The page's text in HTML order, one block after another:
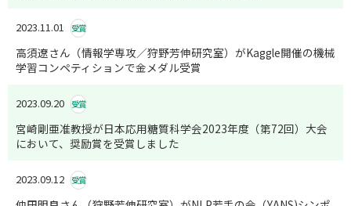
2023.11.01 受賞
高須遼さん（情報学専攻／狩野芳伸研究室）がKaggle開催の機械
学習コンペティションで金メダル受賞
2023.09.20 受賞
宮崎剛亜准教授が日本応用糖質科学会2023年度（第72回）大会
において、奨励賞を受賞しました
2023.09.12 受賞